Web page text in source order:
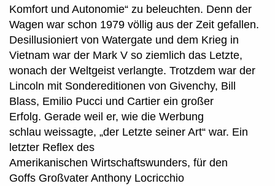
Komfort und Autonomie“ zu beleuchten. Denn der
Wagen war schon 1979 völlig aus der Zeit gefallen.
Desillusioniert von Watergate und dem Krieg in
Vietnam war der Mark V so ziemlich das Letzte,
wonach der Weltgeist verlangte. Trotzdem war der
Lincoln mit Sondereditionen von Givenchy, Bill
Blass, Emilio Pucci und Cartier ein großer
Erfolg. Gerade weil er, wie die Werbung
schlau weissagte, „der Letzte seiner Art“ war. Ein
letzter Reflex des
Amerikanischen Wirtschaftswunders, für den
Goffs Großvater Anthony Locricchio